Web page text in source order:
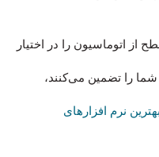
از اتوماسیون را در اختیار
را تضمین می‌کنند،
بهترین نرم افزارهای